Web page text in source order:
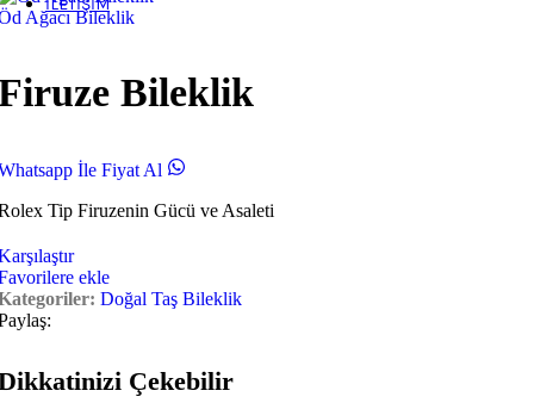
İLETIŞIM
Ağacı Bileklik
Bileklik
İle Fiyat Al
Tip Firuzenin Gücü ve Asaleti
ekle
Doğal Taş Bileklik
Çekebilir